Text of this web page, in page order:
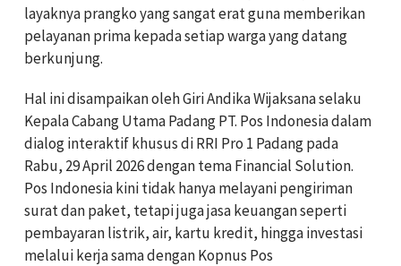
layaknya prangko yang sangat erat guna memberikan
pelayanan prima kepada setiap warga yang datang
berkunjung.
Hal ini disampaikan oleh Giri Andika Wijaksana selaku
Kepala Cabang Utama Padang PT. Pos Indonesia dalam
dialog interaktif khusus di RRI Pro 1 Padang pada
Rabu, 29 April 2026 dengan tema Financial Solution.
Pos Indonesia kini tidak hanya melayani pengiriman
surat dan paket, tetapi juga jasa keuangan seperti
pembayaran listrik, air, kartu kredit, hingga investasi
melalui kerja sama dengan Kopnus Pos